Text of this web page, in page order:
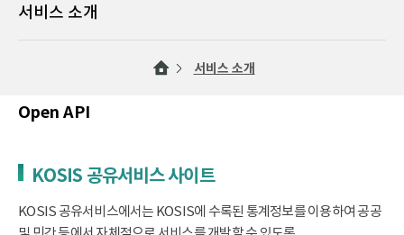
서비스 소개
서비스 소개
Open API
KOSIS 공유서비스 사이트
KOSIS 공유서비스에서는 KOSIS에 수록된 통계정보를 이용하여 공공